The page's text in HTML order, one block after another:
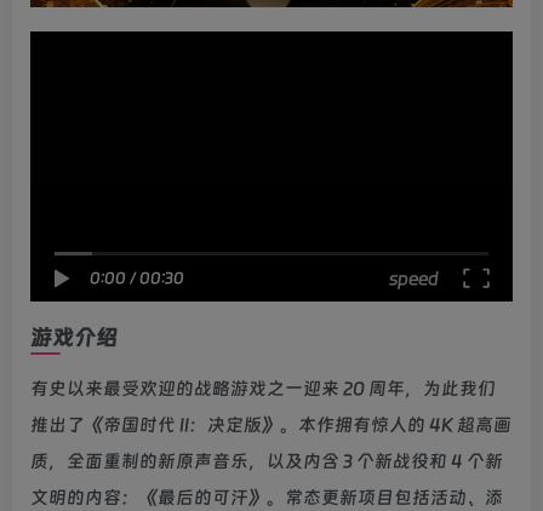
0:00 /00:30 speed
游戏介绍
有史以来最受欢迎的战略游戏之一迎来 20 周年，为此我们
推出了《帝国时代 II：决定版》。本作拥有惊人的 4K 超高画
质，全面重制的新原声音乐，以及内含 3 个新战役和 4 个新
文明的内容：《最后的可汗》。常态更新项目包括活动、添